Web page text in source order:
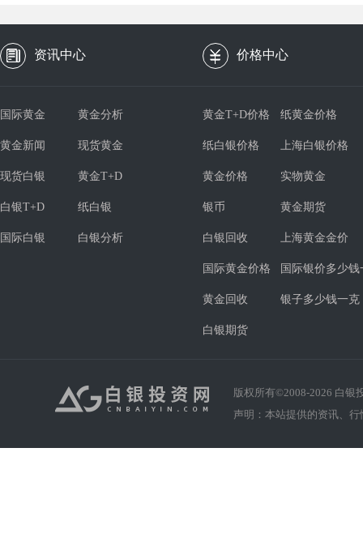
资讯中心 价格中心
国际黄金 黄金分析
黄金新闻 现货黄金
现货白银 黄金T+D
白银T+D 纸白银
国际白银 白银分析
黄金T+D价格 纸黄金价格
纸白银价格 上海白银价格
黄金价格 实物黄金
银币 黄金期货
白银回收 上海黄金金价
国际黄金价格 国际银价多少钱
黄金回收 银子多少钱一克
白银期货
版权所有©2008-2026 白银
声明：本站提供的资讯、